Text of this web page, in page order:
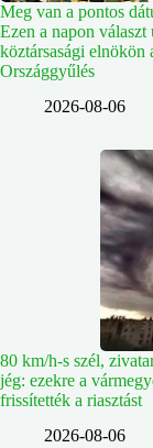
Meg van a pontos
Ezen a napon választ
köztársasági elnökön
Országgyűlés
2026-08-06
80 km/h-s szél,
jég: ezekre a
frissítették a riasztást
2026-08-06